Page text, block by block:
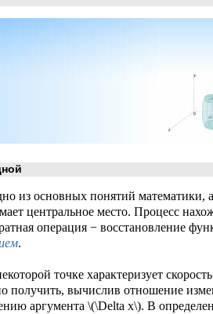
из основных понятий математики,
центральное место. Процесс
операция − восстановление
.
точке характеризует
получить, вычислив отношение
аргумента \(\Delta x\). В